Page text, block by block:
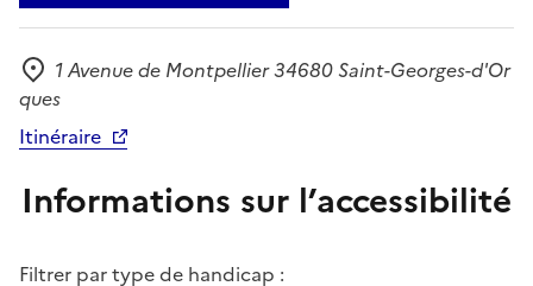
Adresse
1 Avenue de Montpellier 34680 Saint-Georges-d'Or
ques
Itinéraire
Informations sur l’accessibilité
Filtrer par type de handicap :